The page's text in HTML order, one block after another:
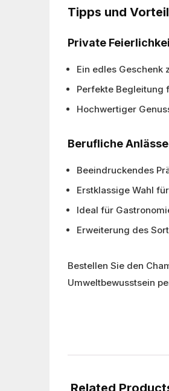
Tipps und
Private
Ein edles Geschenk
Perfekte Begleitung
Hochwertiger
Berufliche Anlässe
Beeindruckendes
Erstklassige Wahl
Ideal für
Erweiterung des
Bestellen Sie den
Umweltbewusstsein
Related